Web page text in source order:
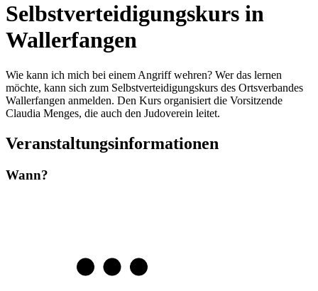
Selbstverteidigungskurs in
Wallerfangen
Wie kann ich mich bei einem Angriff wehren? Wer das lernen
möchte, kann sich zum Selbstverteidigungskurs des Ortsverbandes
Wallerfangen anmelden. Den Kurs organisiert die Vorsitzende
Claudia Menges, die auch den Judoverein leitet.
Veranstaltungsinformationen
Wann?